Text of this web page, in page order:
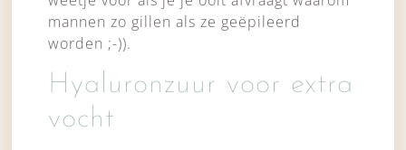
mannen zo gillen als ze geëpileerd
worden ;-)).
Hyaluronzuur voor extra
vocht